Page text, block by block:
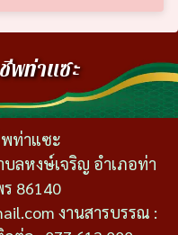
พท่าแซะ
ท่าแซะ
ลหงษ์เจริญ อำเภอท่า
86140
งานสารบรรณ :